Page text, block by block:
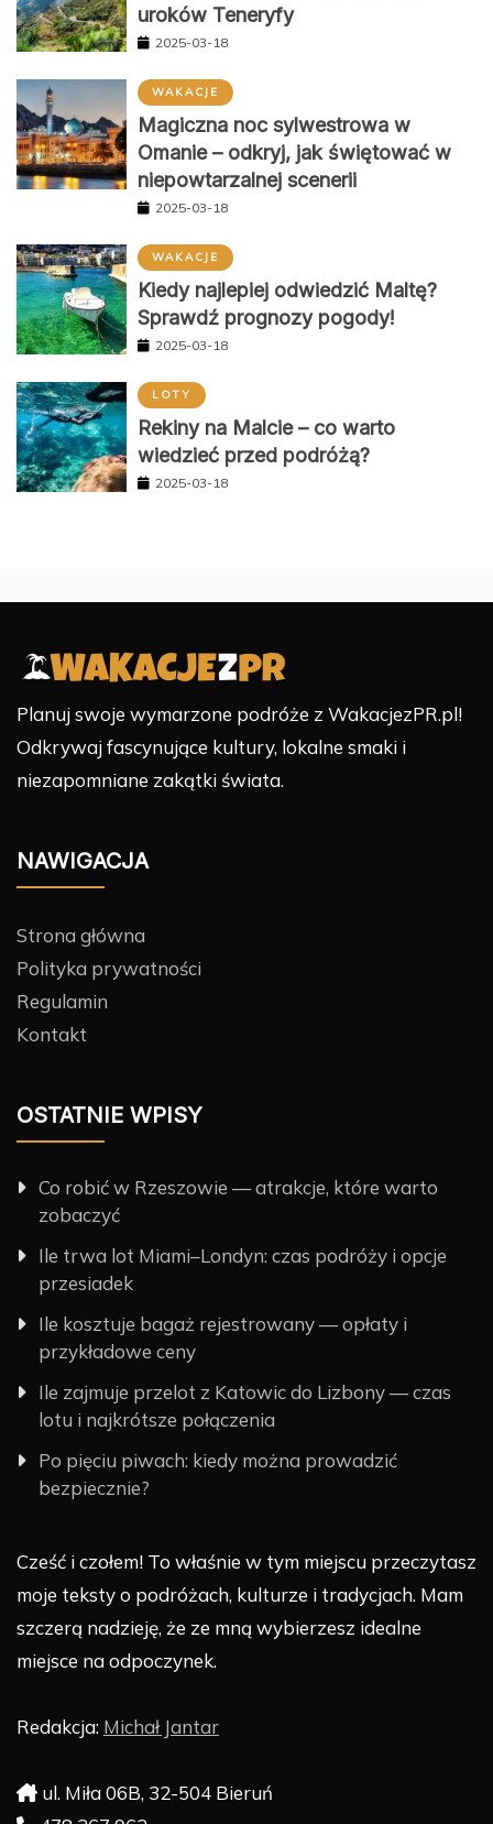
uroków Teneryfy
2025-03-18
WAKACJE
Magiczna noc sylwestrowa w
Omanie – odkryj, jak świętować w
niepowtarzalnej scenerii
2025-03-18
WAKACJE
Kiedy najlepiej odwiedzić Maltę?
Sprawdź prognozy pogody!
2025-03-18
LOTY
Rekiny na Malcie – co warto
wiedzieć przed podróżą?
2025-03-18
Planuj swoje wymarzone podróże z WakacjezPR.pl!
Odkrywaj fascynujące kultury, lokalne smaki i
niezapomniane zakątki świata.
NAWIGACJA
Strona główna
Polityka prywatności
Regulamin
Kontakt
OSTATNIE WPISY
Co robić w Rzeszowie — atrakcje, które warto
zobaczyć
Ile trwa lot Miami–Londyn: czas podróży i opcje
przesiadek
Ile kosztuje bagaż rejestrowany — opłaty i
przykładowe ceny
Ile zajmuje przelot z Katowic do Lizbony — czas
lotu i najkrótsze połączenia
Po pięciu piwach: kiedy można prowadzić
bezpiecznie?
Cześć i czołem! To właśnie w tym miejscu przeczytasz
moje teksty o podróżach, kulturze i tradycjach. Mam
szczerą nadzieję, że ze mną wybierzesz idealne
miejsce na odpoczynek.
Redakcja: Michał Jantar
ul. Miła 06B, 32-504 Bieruń